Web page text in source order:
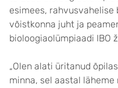
esimees, rahvusvahelise
võistkonna juht ja
bioloogiaolümpiaadi IBO
„Olen alati üritanud
minna, sel aastal